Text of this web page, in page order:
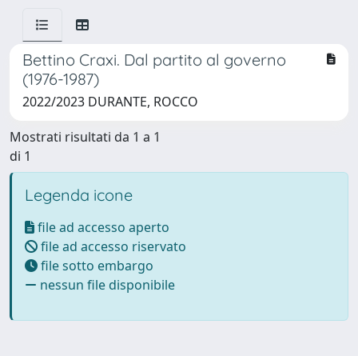
Bettino Craxi. Dal partito al governo
(1976-1987)
2022/2023 DURANTE, ROCCO
Mostrati risultati da 1 a 1
di 1
Legenda icone
file ad accesso aperto
file ad accesso riservato
file sotto embargo
nessun file disponibile